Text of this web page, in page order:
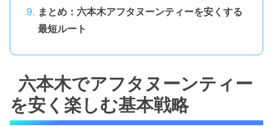
まとめ：六本木アフタヌーンティーを安くする
最短ルート
六本木でアフタヌーンティー
を安く楽しむ基本戦略